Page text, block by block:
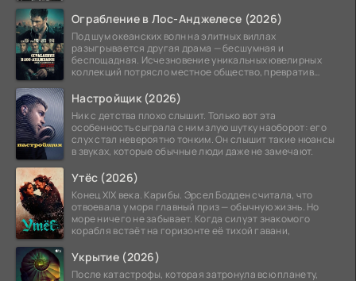
Ограбление в Лос-Анджелесе (2026)
Под шум океанских волн на элитных виллах
разыгрывается другая драма — бесшумная и
беспощадная. Исчезновение уникальных ювелирных
коллекций потрясло местное общество, превратив
Настройщик (2026)
Ник с детства плохо слышит. Только вот эта
особенность сыграла с ним злую шутку наоборот: его
слух стал невероятно тонким. Он слышит такие нюансы
в звуках, которые обычные люди даже не замечают.
Утёс (2026)
Конец XIX века. Карибы. Эрсел Бодден считала, что
отвоевала у моря главный приз — обычную жизнь. Но
море ничего не забывает. Когда силуэт знакомого
корабля встаёт на горизонте её тихой гавани,
Укрытие (2026)
После катастрофы, которая затронула всю планету,